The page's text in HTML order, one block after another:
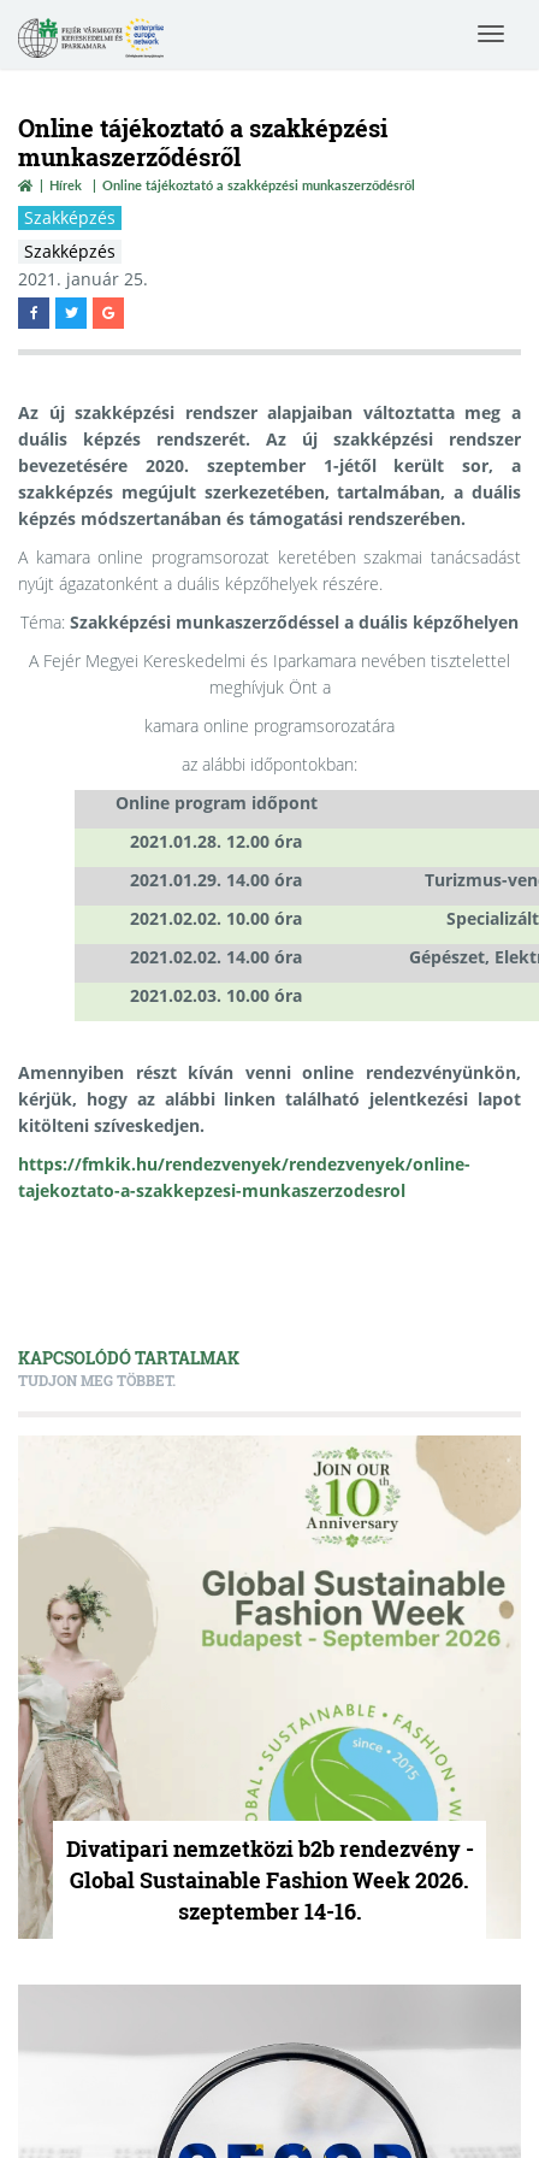
Toggle
Online tájékoztató a szakképzési
munkaszerződésről
Hírek Online tájékoztató a szakképzési munkaszerződésről
Szakképzés
Szakképzés
2021. január 25.
Az új szakképzési rendszer alapjaiban változtatta meg a
duális képzés rendszerét. Az új szakképzési rendszer
bevezetésére 2020. szeptember 1-jétől került sor, a
szakképzés megújult szerkezetében, tartalmában, a duális
képzés módszertanában és támogatási rendszerében.
A kamara online programsorozat keretében szakmai tanácsadást
nyújt ágazatonként a duális képzőhelyek részére.
Téma: Szakképzési munkaszerződéssel a duális képzőhelyen
A Fejér Megyei Kereskedelmi és Iparkamara nevében tisztelettel
meghívjuk Önt a
kamara online programsorozatára
az alábbi időpontokban:
Online program időpont
2021.01.28. 12.00 óra
2021.01.29. 14.00 óra
Turizmus-
2021.02.02. 10.00 óra
2021.02.02. 14.00 óra
Gépészet,
2021.02.03. 10.00 óra
Amennyiben részt kíván venni online rendezvényünkön,
kérjük, hogy az alábbi linken található jelentkezési lapot
kitölteni szíveskedjen.
https://fmkik.hu/rendezvenyek/rendezvenyek/online-
tajekoztato-a-szakkepzesi-munkaszerzodesrol
KAPCSOLÓDÓ TARTALMAK
TUDJON MEG TÖBBET.
Divatipari nemzetközi b2b rendezvény -
Global Sustainable Fashion Week 2026.
szeptember 14-16.